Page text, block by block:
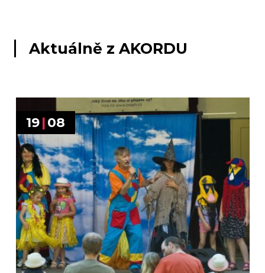
Aktuálně z AKORDU
19 |08